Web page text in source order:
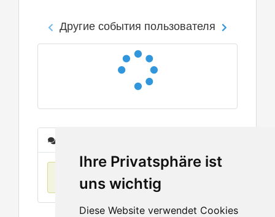
Ihre Privatsphäre ist
uns wichtig
Diese Website verwendet Cookies
Другие события пользователя